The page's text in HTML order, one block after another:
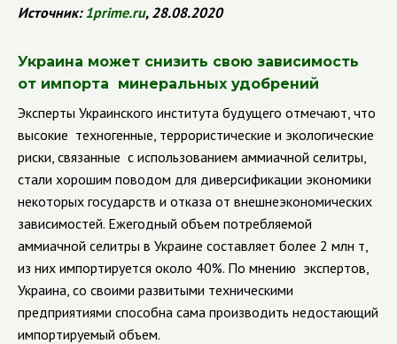
Источник:1prime.ru, 28.08.2020
Украина может снизить свою зависимость
от импорта минеральных удобрений
Эксперты Украинского института будущего отмечают, что
высокие техногенные, террористические и экологические
риски, связанные с использованием аммиачной селитры,
стали хорошим поводом для диверсификации экономики
некоторых государств и отказа от внешнеэкономических
зависимостей. Ежегодный объем потребляемой
аммиачной селитры в Украине составляет более 2 млн т,
из них импортируется около 40%. По мнению экспертов,
Украина, со своими развитыми техническими
предприятиями способна сама производить недостающий
импортируемый объем.